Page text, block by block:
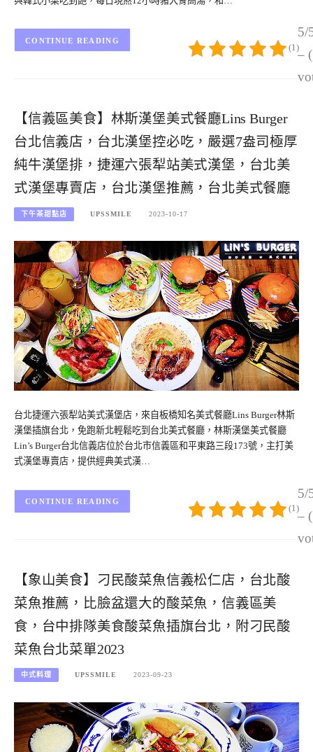
5/
–
(1)
CONTINUE READING
【信義區美食】林斯漢堡美式餐廳Lins Burger
台北信義店，台北漢堡控必吃，嚴選7盎司極厚
純牛漢堡排，捷運六張犁站美式漢堡，台北美
式漢堡專賣店，台北漢堡推薦，台北美式餐廳
下午茶甜點店 UPSSMILE 2023-10-17
台北捷運六張犁站美式漢堡店，來自板橋知名美式餐廳Lins Burger林斯
漢堡插旗台北，免跑新北輕鬆吃到台北美式餐廳，林斯漢堡美式餐廳
Lin’s Burger台北信義店位於台北市信義區和平東路三段173號，主打美
式漢堡專賣店，提供經典美式漢…
5/
–
(1)
CONTINUE READING
【象山美食】刁民酸菜魚信義松仁店，台北酸
菜魚推薦，比臉盆還大的酸菜魚，信義區美
食，台中排隊美食酸菜魚插旗台北，附刁民酸
菜魚台北菜單2023
中式料理 UPSSMILE 2023-09-23